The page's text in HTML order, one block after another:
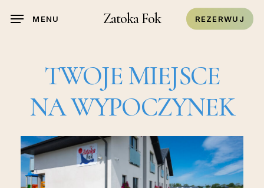
Zatoka Fok REZERWUJ
MENU
TWOJEMIEJSCE
NAWYPOCZYNEK